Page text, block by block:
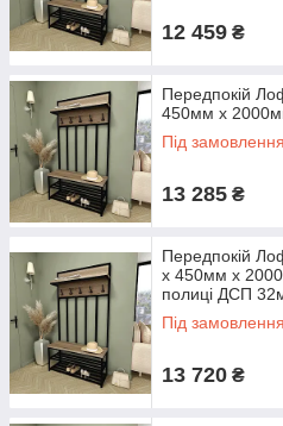
12 459 ₴
Передпокій
450мм x
Під замовлення
13 285 ₴
Передпокій
x 450мм x
полиці ДСП
Під замовлення
13 720 ₴